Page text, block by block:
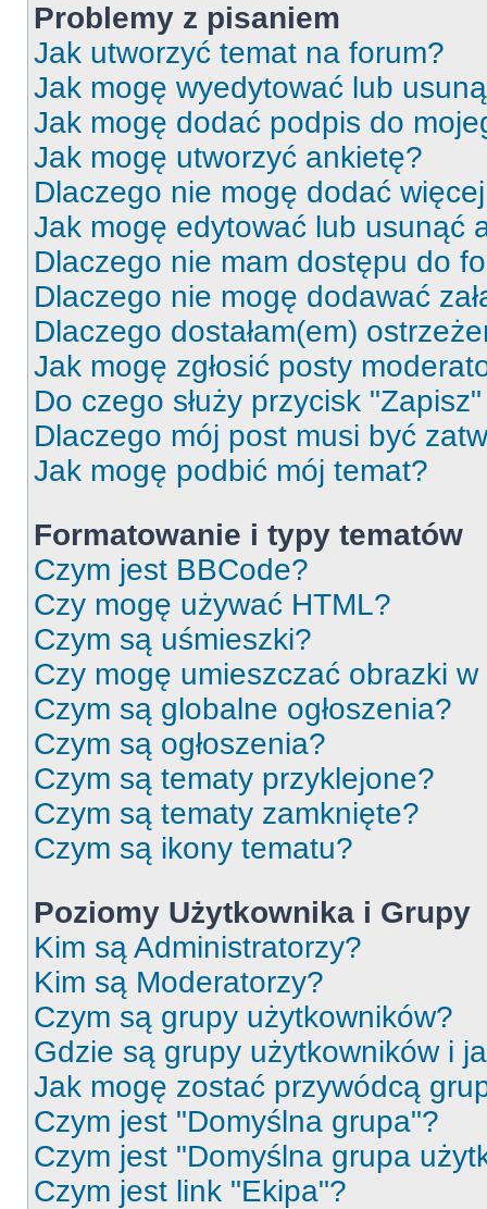
Problemy z pisaniem
Jak utworzyć temat na forum?
Jak mogę wyedytować lub
Jak mogę dodać podpis do
Jak mogę utworzyć ankietę?
Dlaczego nie mogę dodać
Jak mogę edytować lub usunąć
Dlaczego nie mam dostępu do
Dlaczego nie mogę dodawać
Dlaczego dostałam(em)
Jak mogę zgłosić posty
Do czego służy przycisk
Dlaczego mój post musi być
Jak mogę podbić mój temat?
Formatowanie i typy tematów
Czym jest BBCode?
Czy mogę używać HTML?
Czym są uśmieszki?
Czy mogę umieszczać obrazki
Czym są globalne ogłoszenia?
Czym są ogłoszenia?
Czym są tematy przyklejone?
Czym są tematy zamknięte?
Czym są ikony tematu?
Poziomy Użytkownika i Grupy
Kim są Administratorzy?
Kim są Moderatorzy?
Czym są grupy użytkowników?
Gdzie są grupy użytkowników i
Jak mogę zostać przywódcą
Czym jest "Domyślna grupa"?
Czym jest "Domyślna grupa
Czym jest link "Ekipa"?